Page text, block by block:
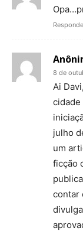
8 de
Ai
cidade
julho
um
ficção
contar